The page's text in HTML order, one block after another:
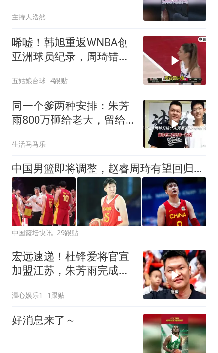
主持人浩然
唏嘘！韩旭重返WNBA创
亚洲球员纪录，周琦错失
五姑娘台球 4跟贴
同一个爹两种安排：朱芳
雨800万砸给老大，留给
生活马马乐
中国男篮即将调整，赵睿周琦有望回归，郭士强压力大！
中国篮坛快讯 29跟贴
宏远速递！杜锋爱将官宣
加盟江苏，朱芳雨完成交
温心娱乐1 1跟贴
好消息来了～